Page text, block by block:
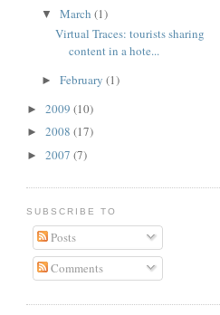
▼ March (1)
Virtual Traces: tourists sharing
content in a hote...
► February (1)
► 2009 (10)
► 2008 (17)
► 2007 (7)
SUBSCRIBE TO
Posts
Comments